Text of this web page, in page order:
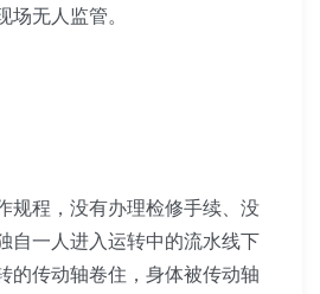
场无人监管。
规程，没有办理检修手续、没
自一人进入运转中的流水线下
的传动轴卷住，身体被传动轴